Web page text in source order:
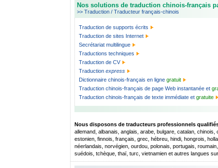
Nos solutions de traduction chinois-français
>> Traduction / Traducteur français-chinois
Traduction de supports écrits
Traduction de sites Internet
Secrétariat multilingue
Traductions techniques
Traduction de CV
Traduction express
Dictionnaire chinois-français en ligne gratuit
Traduction chinois-français de page Web instantanée et
Traduction chinois-français de texte immédiate et gratuite
Nous disposons de traducteurs professionnels
allemand, albanais, anglais, arabe, bulgare, catalan,
estonien, finnois, français, grec, hébreu, hindi, hongrois,
néerlandais, norvégien, ourdou, polonais, portugais,
suédois, tchèque, thaï, turc, vietnamien et autres langues